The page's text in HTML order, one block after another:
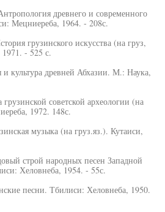
древнего и современного
Мецниереба, 1964. - 208с.
грузинского искусства (на груз,
- 525 с.
культура древней Абхазии. М.: Наука,
советской археологии (на
1972. 148с.
музыка (на груз.яз.). Кутаиси,
строй народных песен Западной
Хеловнеба, 1954. - 55с.
песни. Тбилиси: Хеловнеба, 1950.